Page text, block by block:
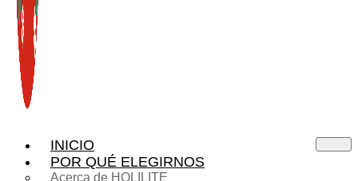
INICIO
POR QUÉ ELEGIRNOS
Acerca de HOLILITE